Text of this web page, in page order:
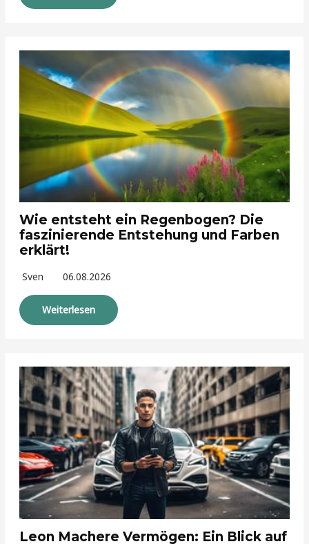
Wie entsteht ein Regenbogen? Die
faszinierende Entstehung und Farben
erklärt!
Sven 06.08.2026
Weiterlesen
Leon Machere Vermögen: Ein Blick auf